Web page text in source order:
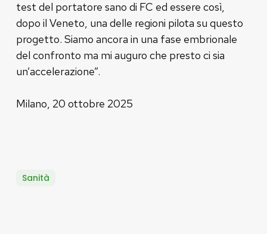
test del portatore sano di FC ed essere così,
dopo il Veneto, una delle regioni pilota su questo
progetto. Siamo ancora in una fase embrionale
del confronto ma mi auguro che presto ci sia
un’accelerazione”.
Milano, 20 ottobre 2025
Sanità